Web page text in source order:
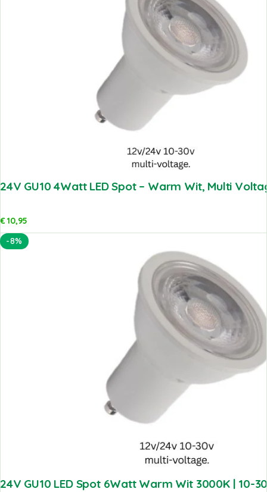
24V GU10 4Watt LED Spot – Warm Wit, Multi
€10,95
-8%
24V GU10 LED Spot 6Watt Warm Wit 3000K | 10-